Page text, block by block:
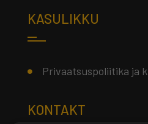
KASULIKKU
Privaatsuspoliitika ja
KONTAKT